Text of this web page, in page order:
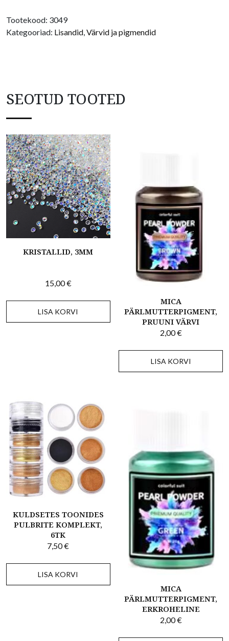
Tootekood: 3049
Kategooriad: Lisandid Värvid ja pigmendid
SEOTUD TOOTED
KRISTALLID, 3MM
15,00€
LISA KORVI
MICA
PÄRLMUTTERPIGMENT,
PRUUNI VÄRVI
2,00€
LISA KORVI
KULDSETES TOONIDES
PULBRITE KOMPLEKT,
6TK
7,50€
LISA KORVI
MICA
PÄRLMUTTERPIGMENT,
ERKROHELINE
2,00€